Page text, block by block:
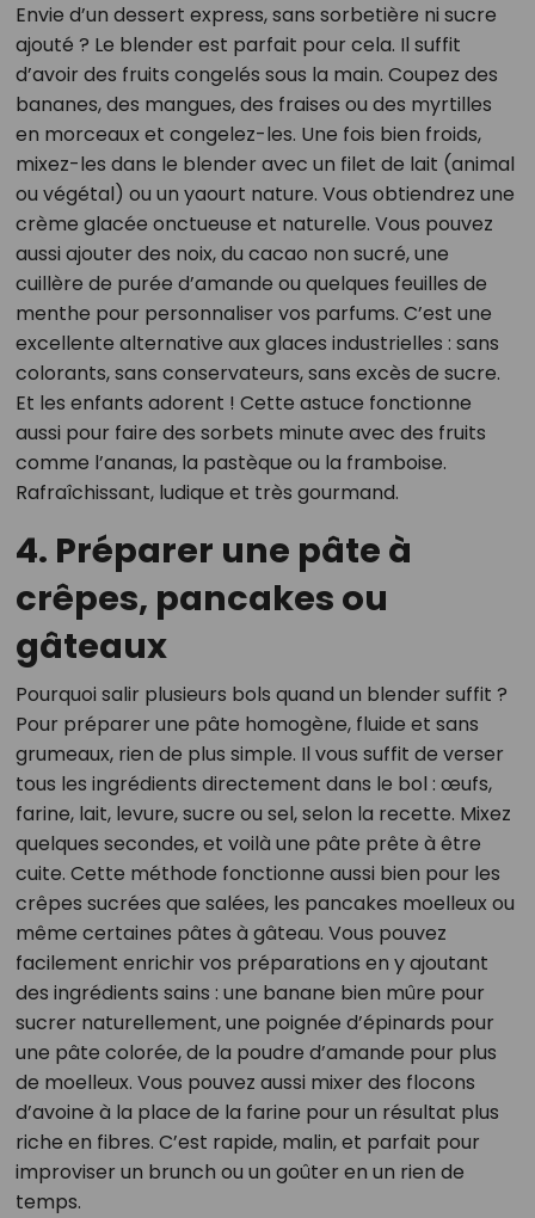
Envie d’un dessert express, sans sorbetière ni sucre
ajouté ? Le blender est parfait pour cela. Il suffit
d’avoir des fruits congelés sous la main. Coupez des
bananes, des mangues, des fraises ou des myrtilles
en morceaux et congelez-les. Une fois bien froids,
mixez-les dans le blender avec un filet de lait (animal
ou végétal) ou un yaourt nature. Vous obtiendrez une
crème glacée onctueuse et naturelle. Vous pouvez
aussi ajouter des noix, du cacao non sucré, une
cuillère de purée d’amande ou quelques feuilles de
menthe pour personnaliser vos parfums. C’est une
excellente alternative aux glaces industrielles : sans
colorants, sans conservateurs, sans excès de sucre.
Et les enfants adorent ! Cette astuce fonctionne
aussi pour faire des sorbets minute avec des fruits
comme l’ananas, la pastèque ou la framboise.
Rafraîchissant, ludique et très gourmand.
4. Préparer une pâte à
crêpes, pancakes ou
gâteaux
Pourquoi salir plusieurs bols quand un blender suffit ?
Pour préparer une pâte homogène, fluide et sans
grumeaux, rien de plus simple. Il vous suffit de verser
tous les ingrédients directement dans le bol : œufs,
farine, lait, levure, sucre ou sel, selon la recette. Mixez
quelques secondes, et voilà une pâte prête à être
cuite. Cette méthode fonctionne aussi bien pour les
crêpes sucrées que salées, les pancakes moelleux ou
même certaines pâtes à gâteau. Vous pouvez
facilement enrichir vos préparations en y ajoutant
des ingrédients sains : une banane bien mûre pour
sucrer naturellement, une poignée d’épinards pour
une pâte colorée, de la poudre d’amande pour plus
de moelleux. Vous pouvez aussi mixer des flocons
d’avoine à la place de la farine pour un résultat plus
riche en fibres. C’est rapide, malin, et parfait pour
improviser un brunch ou un goûter en un rien de
temps.